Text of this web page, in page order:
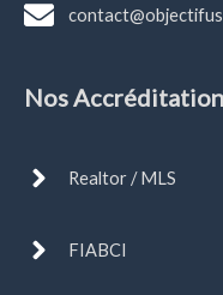
Nos
Realtor / MLS
FIABCI